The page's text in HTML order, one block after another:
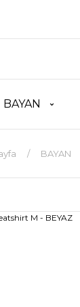
BAYAN
BAYAN